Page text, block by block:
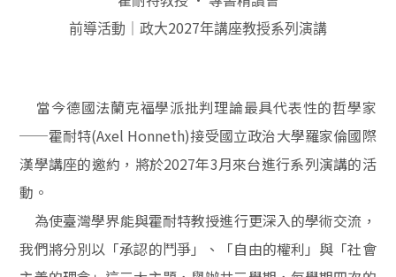
前導活動｜政大2027年講座教授系列演講
當今德國法蘭克福學派批判理論最具代表性的哲學家
──霍耐特(Axel Honneth)接受國立政治大學羅家倫國際
漢學講座的邀約，將於2027年3月來台進行系列演講的活
動。
為使臺灣學界能與霍耐特教授進行更深入的學術交流，
我們將分別以「承認的鬥爭」、「自由的權利」與「社會